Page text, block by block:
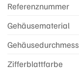
Referenznummer
Gehäusematerial
Zifferblattfarbe